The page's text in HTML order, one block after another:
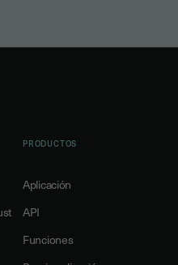
PRODUCTOS
Aplicación
API
Funciones